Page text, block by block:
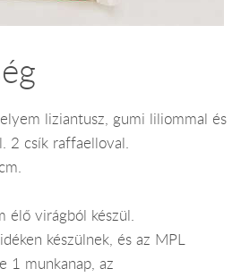
liziantusz, gumi liliommal és
2 csík raffaelloval.
élő virágból készül.
készülnek, és az MPL
1 munkanap, az